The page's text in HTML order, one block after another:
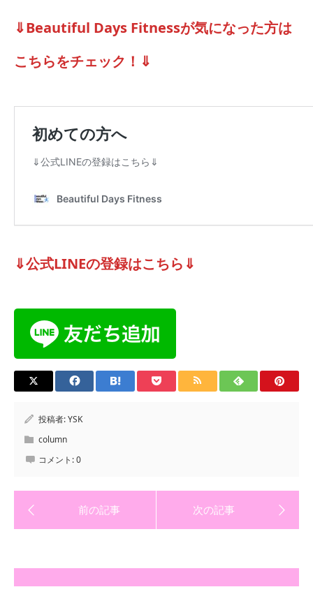
⇓Beautiful Days Fitnessが気になった方は
こちらをチェック！⇓
⇓公式LINEの登録はこちら⇓
投稿者:YSK
column
コメント:0